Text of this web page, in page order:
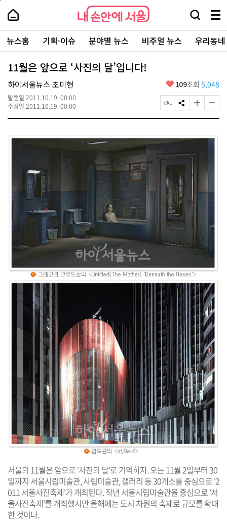
본
로
가
내
손
안
에
서
울
-
서
울
시
대
표
소
털
내
손
에
울
검
창
열
기
메
뉴
전
체
보
주
요
서
뉴스홈 기획·이슈 분야별 뉴스 비주얼 뉴스 우리동
11월은 앞으로 ‘사진의 달’입니다!
하이서울뉴스 조미현
발행일 2011.10.19. 00:00
수정일 2011.10.19. 00:00
좋
요
109조회 5,048
페
이
R
복
사
S
N
유
기
글
자
크
글
자
작
서울의 11월은 앞으로 '사진의 달'로 기억하자. 오는 11월 2일부터 30
일까지 서울시립미술관, 사립미술관, 갤러리 등 30개소를 중심으로 '2
011 서울사진축제'가 개최된다. 작년 서울시립미술관을 중심으로 '서
울사진축제'를 개최했지만 올해에는 도시 차원의 축제로 규모를 확대
한 것이다.
페
상
단
로